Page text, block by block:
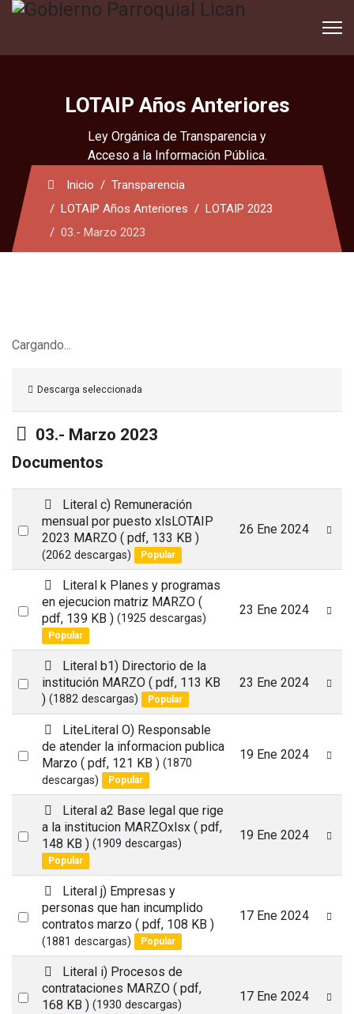
LOTAIP Años Anteriores
Ley Orgánica de Transparencia y
Acceso a la Información Pública.
Inicio
Transparencia
LOTAIP Años Anteriores
LOTAIP 2023
03.- Marzo 2023
Cargando...
Descarga seleccionada
Carpeta
03.- Marzo 2023
Documentos
Select
item
p
d
f
Literal c) Remuneración
mensual por puesto xlsLOTAIP
2023 MARZO ( pdf, 133 KB )
(2062 descargas) Popular
26 Ene 2024
Select
item
p
d
f
Literal k Planes y programas
en ejecucion matriz MARZO (
pdf, 139 KB ) (1925 descargas)
Popular
23 Ene 2024
Select
p
d
f
Literal b1) Directorio de la
institución MARZO ( pdf, 113 KB
) (1882 descargas) Popular
23 Ene 2024
Select
item
p
d
f
LiteLiteral O) Responsable
de atender la informacion publica
Marzo ( pdf, 121 KB ) (1870
descargas)
Popular
19 Ene 2024
Select
item
p
d
f
Literal a2 Base legal que rige
a la institucion MARZOxlsx ( pdf,
148 KB ) (1909 descargas)
Popular
19 Ene 2024
Select
item
p
d
f
Literal j) Empresas y
personas que han incumplido
contratos marzo ( pdf, 108 KB )
(1881 descargas) Popular
17 Ene 2024
Select
p
d
f
Literal i) Procesos de
contrataciones MARZO ( pdf,
168 KB ) (1930 descargas)
17 Ene 2024